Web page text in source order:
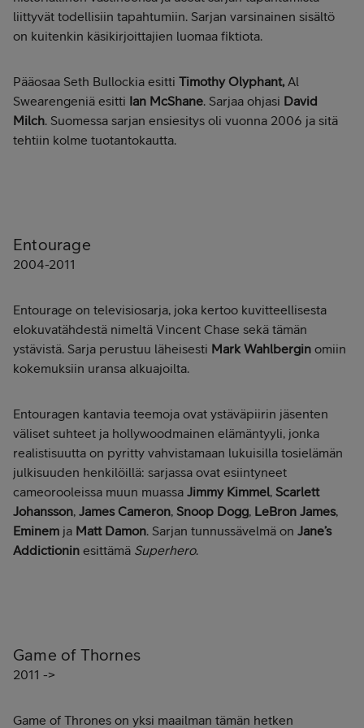
liittyvät todellisiin tapahtumiin. Sarjan varsinainen sisältö
on kuitenkin käsikirjoittajien luomaa fiktiota.
Pääosaa Seth Bullockia esitti Timothy Olyphant,Al
Swearengeniä esitti Ian McShane. Sarjaa ohjasi David
Milch. Suomessa sarjan ensiesitys oli vuonna 2006 ja sitä
tehtiin kolme tuotantokautta.
Entourage
2004-2011
Entourage on televisiosarja, joka kertoo kuvitteellisesta
elokuvatähdestä nimeltä Vincent Chase sekä tämän
ystävistä. Sarja perustuu läheisesti Mark Wahlbergin omiin
kokemuksiin uransa alkuajoilta.
Entouragen kantavia teemoja ovat ystäväpiirin jäsenten
väliset suhteet ja hollywoodmainen elämäntyyli, jonka
realistisuutta on pyritty vahvistamaan lukuisilla tosielämän
julkisuuden henkilöillä: sarjassa ovat esiintyneet
cameorooleissa muun muassa Jimmy Kimmel, Scarlett
Johansson, James Cameron, Snoop Dogg, LeBron James,
Eminem ja Matt Damon. Sarjan tunnussävelmä on Jane’s
Addictionin esittämä Superhero.
Game of Thornes
2011 ->
Game of Thrones on yksi maailman tämän hetken